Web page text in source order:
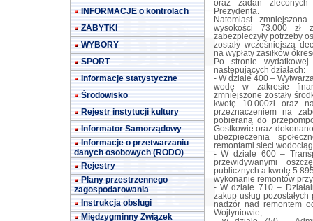
INFORMACJE o kontrolach
ZABYTKI
WYBORY
SPORT
Informacje statystyczne
Środowisko
Rejestr instytucji kultury
Informator Samorządowy
Informacje o przetwarzaniu
danych osobowych (RODO)
Rejestry
Plany przestrzennego
zagospodarowania
Instrukcja obsługi
Międzygminny Związek
oraz zadań
Prezydenta.
Natomiast
wysokości 73.000 zł
zabezpieczyły potrzeby
zostały wcześniejszą
na wypłaty zasiłków
Po stronie
następujących działach:
- W dziale 400 –
wodę w zakresie
zmniejszone zostały
kwotę 10.000zł oraz
przeznaczeniem na
pobieraną do
Gostkowie oraz
ubezpieczenia
remontami sieci
- W dziale 600 –
przewidywanymi
publicznych a kwotę
wykonanie remontów
- W dziale 710 –
zakup usług
nadzór nad remontem
Wojtyniowie,